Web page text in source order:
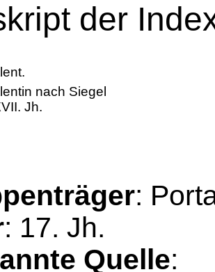
der
nach Siegel
Jh.
:
: 17. Jh.
Quelle: